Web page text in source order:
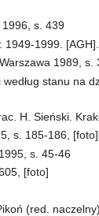
1996, s. 439
1949-1999.
1989, s.
stanu na
H. Sieński.
s. 185-186, [foto]
s. 45-46
[foto]
(red.